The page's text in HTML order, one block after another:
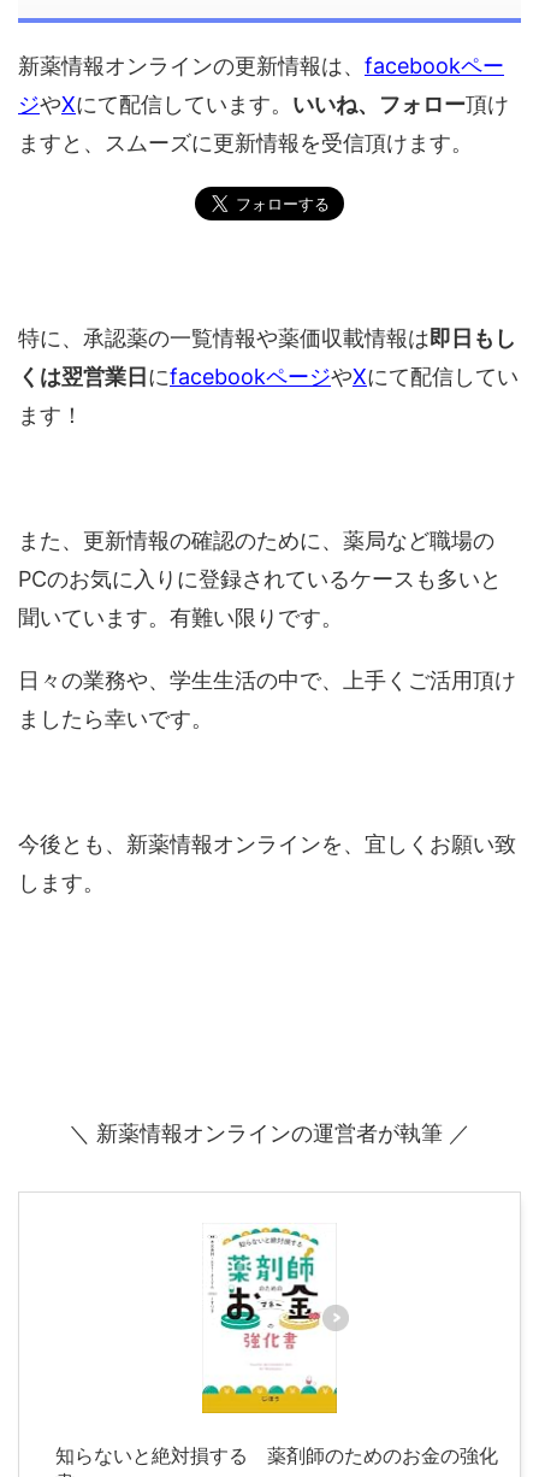
新薬情報オンラインの更新情報は、 facebookペー
ジやXにて配信しています。 いいね、フォロー頂け
ますと、スムーズに更新情報を受信頂けます。
特に、承認薬の一覧情報や薬価収載情報は即日もし
くは翌営業日にfacebookページやXにて配信してい
ます！
また、更新情報の確認のために、薬局など職場の
PCのお気に入りに登録されているケースも多いと
聞いています。有難い限りです。
日々の業務や、学生生活の中で、上手くご活用頂け
ましたら幸いです。
今後とも、新薬情報オンラインを、宜しくお願い致
します。
＼ 新薬情報オンラインの運営者が執筆 ／
知らないと絶対損する 薬剤師のためのお金の強化